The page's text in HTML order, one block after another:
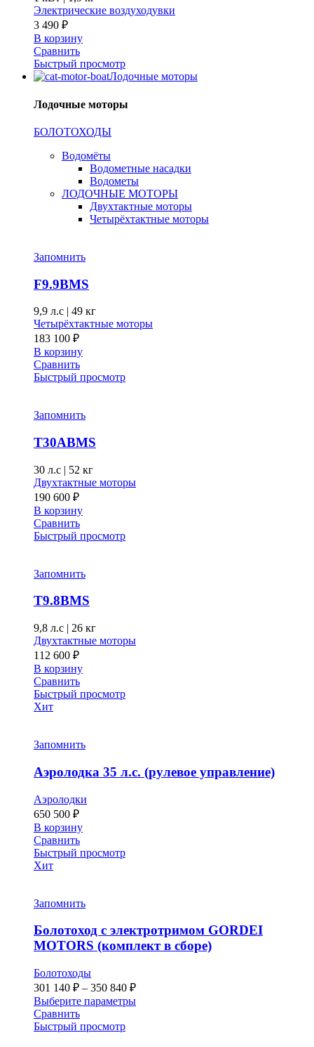
Электрические воздуходувки
3 490 ₽
В корзину
Сравнить
Быстрый просмотр
Лодочные моторы
Лодочные моторы
БОЛОТОХОДЫ
Водомёты
Водометные насадки
Водометы
ЛОДОЧНЫЕ МОТОРЫ
Двухтактные моторы
Четырёхтактные моторы
Запомнить
F9.9BMS
9,9 л.с | 49 кг
Четырёхтактные моторы
183 100 ₽
В корзину
Сравнить
Быстрый просмотр
Запомнить
T30ABMS
30 л.с | 52 кг
Двухтактные моторы
190 600 ₽
В корзину
Сравнить
Быстрый просмотр
Запомнить
T9.8BMS
9,8 л.с | 26 кг
Двухтактные моторы
112 600 ₽
В корзину
Сравнить
Быстрый просмотр
Хит
Запомнить
Аэролодка 35 л.с. (рулевое управление)
Аэролодки
650 500 ₽
В корзину
Сравнить
Быстрый просмотр
Хит
Запомнить
Болотоход с электротримом GORDEI
MOTORS (комплект в сборе)
Болотоходы
301 140 ₽ – 350 840 ₽Диапазон
цен:
Выберите параметрыЭтот
Сравнить
Быстрый просмотр